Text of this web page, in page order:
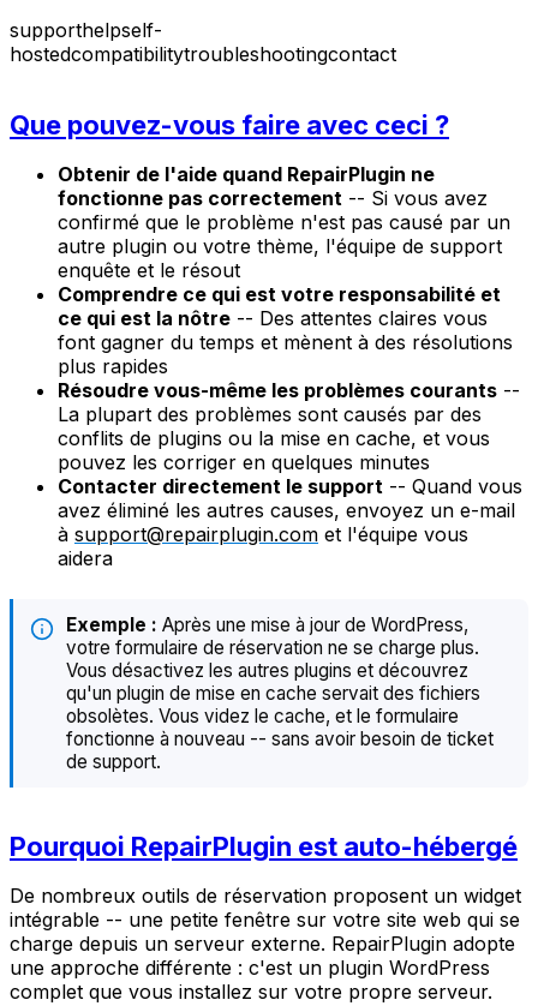
supporthelpself-
hostedcompatibilitytroubleshootingcontact
Que pouvez-vous faire avec ceci ?
Obtenir de l'aide quand RepairPlugin ne
fonctionne pas correctement -- Si vous avez
confirmé que le problème n'est pas causé par un
autre plugin ou votre thème, l'équipe de support
enquête et le résout
Comprendre ce qui est votre responsabilité et
ce qui est la nôtre -- Des attentes claires vous
font gagner du temps et mènent à des résolutions
plus rapides
Résoudre vous-même les problèmes courants --
La plupart des problèmes sont causés par des
conflits de plugins ou la mise en cache, et vous
pouvez les corriger en quelques minutes
Contacter directement le support -- Quand vous
avez éliminé les autres causes, envoyez un e-mail
à support@repairplugin.com et l'équipe vous
aidera
Exemple : Après une mise à jour de WordPress,
votre formulaire de réservation ne se charge plus.
Vous désactivez les autres plugins et découvrez
qu'un plugin de mise en cache servait des fichiers
obsolètes. Vous videz le cache, et le formulaire
fonctionne à nouveau -- sans avoir besoin de ticket
de support.
Pourquoi RepairPlugin est auto-hébergé
De nombreux outils de réservation proposent un widget
intégrable -- une petite fenêtre sur votre site web qui se
charge depuis un serveur externe. RepairPlugin adopte
une approche différente : c'est un plugin WordPress
complet que vous installez sur votre propre serveur.